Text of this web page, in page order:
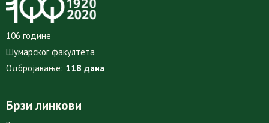
106 године
Шумарског факултета
Одбројавање: 118 дана
Брзи линкови